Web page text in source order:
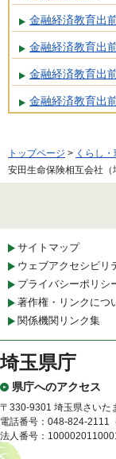
金融経済教育出
金融経済教育出
金融経済教育出
金融経済教育出
トップページ > くらし
安田生命保険相互会社（
サイトマップ
ウェブアクセシビリ
プライバシーポリシ
著作権・リンクにつ
関係機関リンク集
埼玉県庁
県庁へのアクセス
〒330-9301 埼玉県さいた
電話番号：048-824-2111
法人番号：